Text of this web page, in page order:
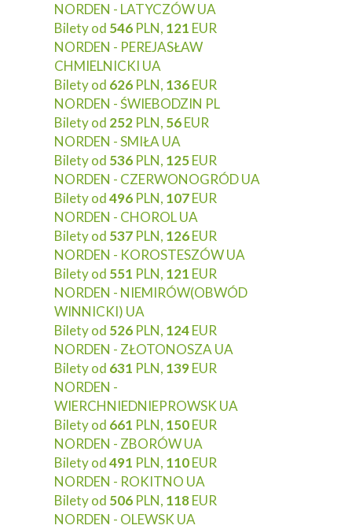
NORDEN - LATYCZÓW UA
Bilety od 546 PLN, 121 EUR
NORDEN - PEREJASŁAW
CHMIELNICKI UA
Bilety od 626 PLN, 136EUR
NORDEN - ŚWIEBODZIN PL
Bilety od 252 PLN, 56EUR
NORDEN - SMIŁA UA
Bilety od 536 PLN, 125EUR
NORDEN - CZERWONOGRÓD UA
Bilety od496 PLN, 107EUR
NORDEN - CHOROL UA
Bilety od 537 PLN, 126EUR
NORDEN - KOROSTESZÓW UA
Bilety od 551 PLN, 121 EUR
NORDEN - NIEMIRÓW(OBWÓD
WINNICKI) UA
Bilety od 526 PLN, 124EUR
NORDEN - ZŁOTONOSZA UA
Bilety od 631 PLN, 139EUR
NORDEN -
WIERCHNIEDNIEPROWSK UA
Bilety od 661 PLN, 150EUR
NORDEN - ZBORÓW UA
Bilety od491 PLN, 110EUR
NORDEN - ROKITNO UA
Bilety od 506 PLN, 118EUR
NORDEN - OLEWSK UA